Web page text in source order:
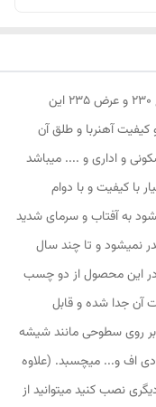
پرده مغناطیسی ( مگنتی) یا پرده آهنربایی ارتفاع 230 و عرض 235 این
شده و کیفیت آهنربا و طلق آن
و اداری و .... میباشد
با کیفیت و با دوام
به آفتاب و سرمای شدید
نمیشود و تا چند سال
در این محصول از دو چسب
آن جدا شده و قابل
روی سطوحی مانند شیشه
دی اف و... میچسبد. (علاوه
نصب کنید میتوانید از